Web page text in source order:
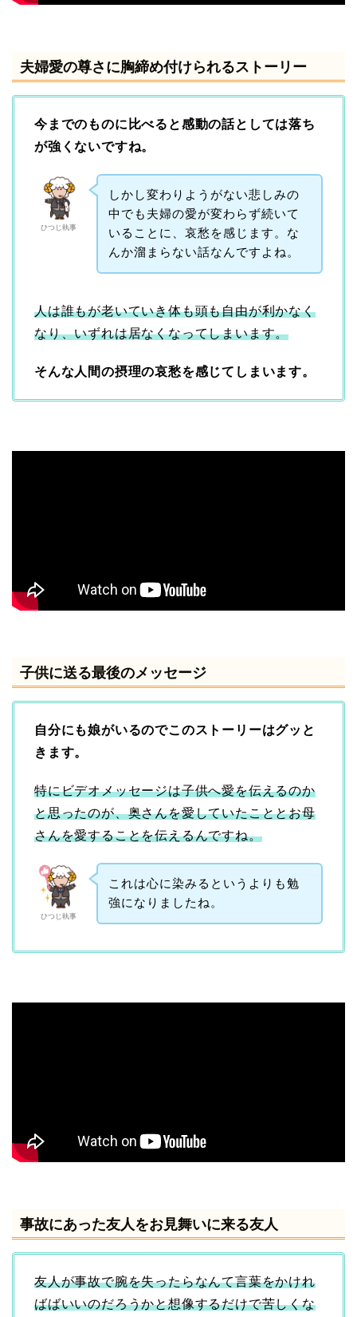
夫婦愛の尊さに胸締め付けられるストーリー
今までのものに比べると感動の話としては落ち
が強くないですね。
ひつじ執事
しかし変わりようがない悲しみの
中でも夫婦の愛が変わらず続いて
いることに、哀愁を感じます。な
んか溜まらない話なんですよね。
人は誰もが老いていき体も頭も自由が利かなく
なり、いずれは居なくなってしまいます。
そんな人間の摂理の哀愁を感じてしまいます。
子供に送る最後のメッセージ
自分にも娘がいるのでこのストーリーはグッと
きます。
特にビデオメッセージは子供へ愛を伝えるのか
と思ったのが、奥さんを愛していたこととお母
さんを愛することを伝えるんですね。
ひつじ執事
これは心に染みるというよりも勉
強になりましたね。
事故にあった友人をお見舞いに来る友人
友人が事故で腕を失ったらなんて言葉をかけれ
ばばいいのだろうかと想像するだけで苦しくな